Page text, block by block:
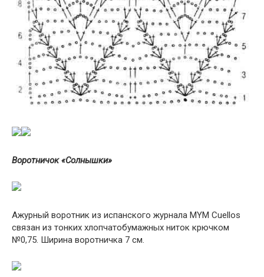
Воротничок «Солнышки»
Ажурный воротник из испанского журнала MYM Cuellos
связан из тонких хлопчатобумажных ниток крючком
№0,75. Ширина воротничка 7 см.